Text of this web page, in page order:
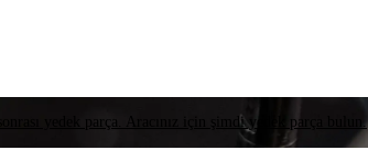
yedek parça. Aracınız için şimdi yedek parça bulun.